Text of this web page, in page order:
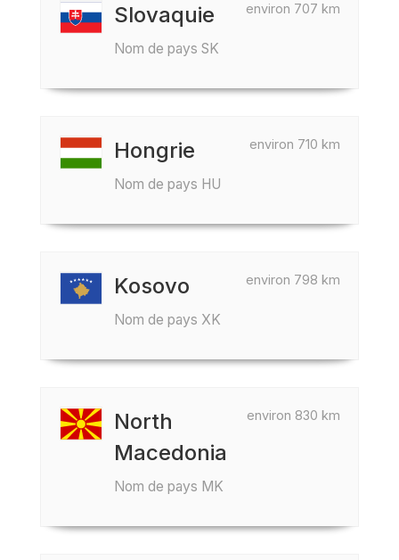
environ 707 km
Slovaquie
Nom de pays SK
environ 710 km
Hongrie
Nom de pays HU
environ 798 km
Kosovo
Nom de pays XK
environ 830 km
North
Macedonia
Nom de pays MK